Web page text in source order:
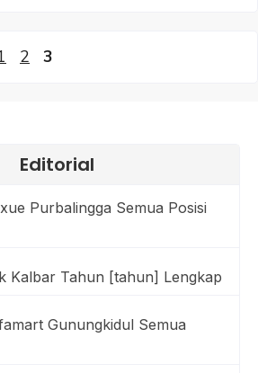
Halaman
2 Halaman
3
Editorial
Purbalingga Semua Posisi
Kalbar Tahun [tahun] Lengkap
Gunungkidul Semua